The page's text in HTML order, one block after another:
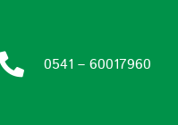
0541 – 60017960